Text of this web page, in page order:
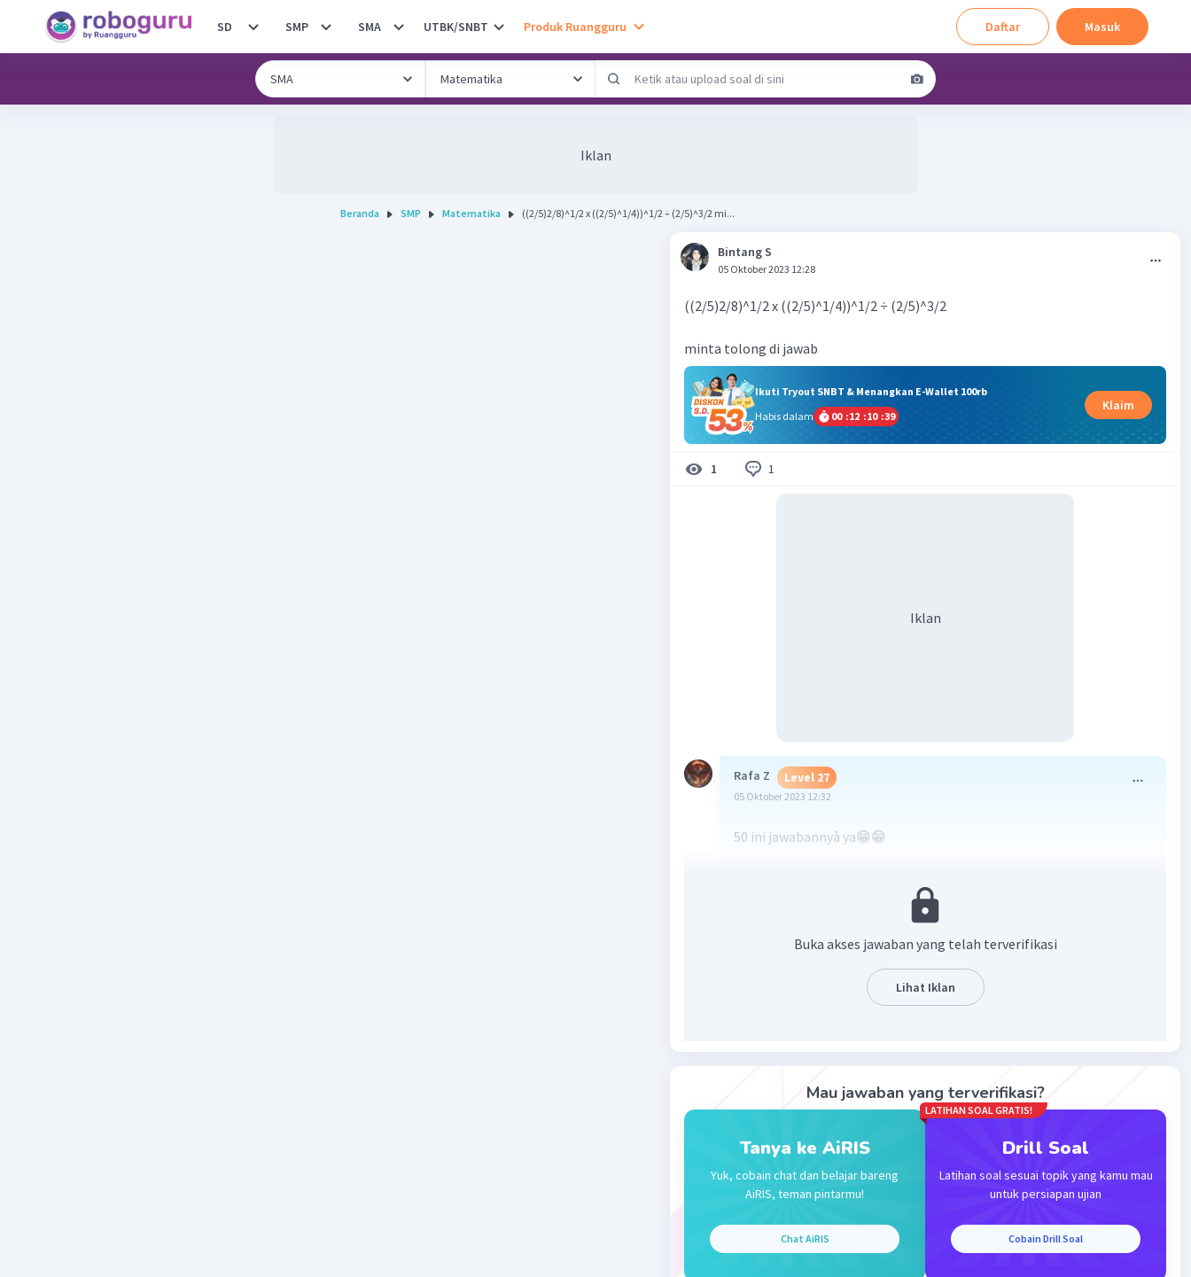
SD SMP SMA UTBK/SNBT Produk Ruangguru Daftar Masuk
Iklan
Beranda SMP Matematika ((2/5)2/8)^1/2 x ((2/5)^1/4))^1/2 ÷ (2/5)^3/2 mi...
Bintang S
05 Oktober 2023 12:28
((2/5)2/8)^1/2 x ((2/5)^1/4))^1/2 ÷ (2/5)^3/2
minta tolong di jawab
Ikuti Tryout SNBT & Menangkan E-Wallet 100rb
Habis dalam
00 :12 :10 :38
Klaim
1 1
Iklan
Rafa Z Level 27
05 Oktober 2023 12:32
50 ini jawabannyà ya😁😁
Balas
Buka akses jawaban yang telah terverifikasi
Lihat Iklan
Mau jawaban yang terverifikasi?
Tanya ke AiRIS
Yuk, cobain chat dan belajar bareng
AiRIS, teman pintarmu!
Chat AiRIS
LATIHAN SOAL GRATIS!
Drill Soal
Latihan soal sesuai topik yang kamu mau
untuk persiapan ujian
Cobain Drill Soal